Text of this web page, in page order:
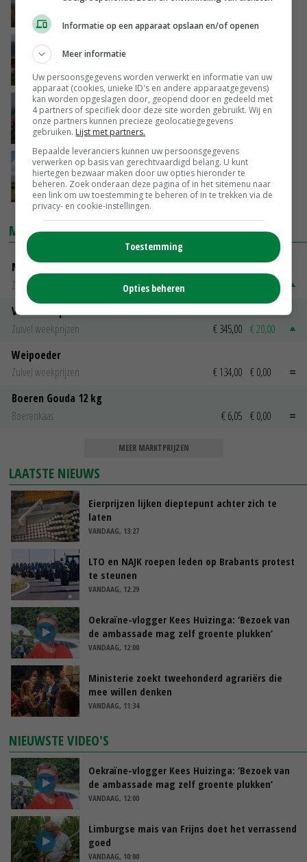
Fosfaatrechten vrijstellingsregeling
vleesveehouderij beperkt benut
10-12-2018
LNV reageert op vragen over fosfaatrechten
10-12-2018
Laatste loodjes rond fosfaat wegen
loodzwaar
01-12-2018
MARKTPRIJZEN
Magere melkpoeder
Zuivel weekprijzen
Volle melkpoeder
Zuivel weekprijzen
€ 345,00 € 20,00
Weipoeder
Zuivel weekprijzen
€ 134,00 € 0,00
Boeren Gouda 12 kg
Boerenkaas
€ 6,05 € 0,00
MEER MARKTPRIJZEN
LAATSTE NIEUWS
Eierprijzen lijken dieptepunt achter zich te
laten
VANDAAG, 13:27
LTO en NAJK roepen leden op Brabants protest
te steunen
VANDAAG, 12:29
Oekraïne-vlogger Kees Huizinga: ‘Bezoek van
de ambassade mag zelf groente plukken’
VANDAAG, 12:00
Ministerie zoekt tweehonderd agrariërs die
mee willen denken
VANDAAG, 11:34
NIEUWSTE VIDEO'S
Oekraïne-vlogger Kees Huizinga: ‘Bezoek van
de ambassade mag zelf groente plukken’
VANDAAG, 12:00
Limburgse mais van Frijns doet het verrassend
goed
VANDAAG, 10:00
Informatie op een apparaat opslaan en/of openen
Meer informatie
Uw persoonsgegevens worden verwerkt en informatie van uw
apparaat (cookies, unieke ID's en andere apparaatgegevens)
kan worden opgeslagen door, geopend door en gedeeld met
4 partners of specifiek door deze site worden gebruikt. Wij en
onze partners kunnen precieze geolocatiegegevens
gebruiken. Lijst met partners.
Bepaalde leveranciers kunnen uw persoonsgegevens
verwerken op basis van gerechtvaardigd belang. U kunt
hiertegen bezwaar maken door uw opties hieronder te
beheren. Zoek onderaan deze pagina of in het sitemenu naar
een link om uw toestemming te beheren of in te trekken via de
privacy- en cookie-instellingen.
Toestemming
Opties beheren